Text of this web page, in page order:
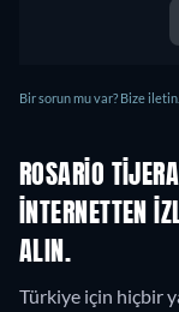
Bir sorun mu var? Bize iletin.
ROSARIO
INTERNETTEN
ALIN.
Türkiye için hiçbir